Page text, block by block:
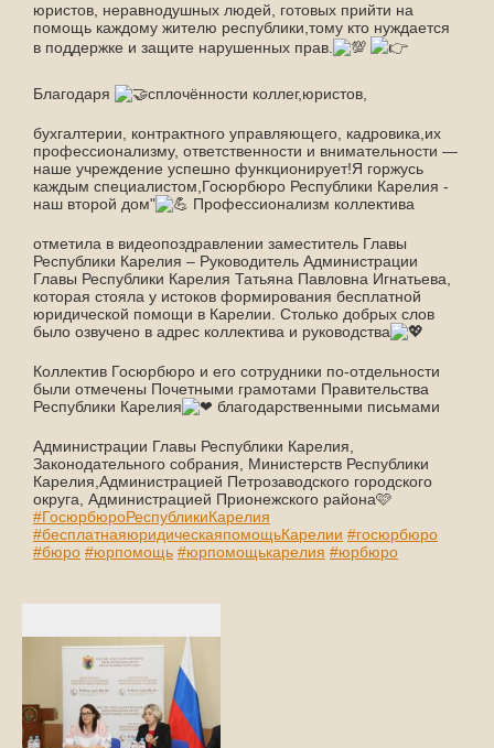
юристов, неравнодушных людей, готовых прийти на
помощь каждому жителю республики,тому кто нуждается
в поддержке и защите нарушенных прав.
Благодаря сплочённости коллег,юристов,
бухгалтерии, контрактного управляющего, кадровика,их
профессионализму, ответственности и внимательности —
наше учреждение успешно функционирует!Я горжусь
каждым специалистом,Госюрбюро Республики Карелия -
наш второй дом"
Профессионализм коллектива
отметила в видеопоздравлении заместитель Главы
Республики Карелия – Руководитель Администрации
Главы Республики Карелия Татьяна Павловна Игнатьева,
которая стояла у истоков формирования бесплатной
юридической помощи в Карелии. Столько добрых слов
было озвучено в адрес коллектива и руководства
Коллектив Госюрбюро и его сотрудники по-отдельности
были отмечены Почетными грамотами Правительства
Республики Карелия
благодарственными письмами
Администрации Главы Республики Карелия,
Законодательного собрания, Министерств Республики
Карелия,Администрацией Петрозаводского городского
округа, Администрацией Прионежского района🩷
#ГосюрбюроРеспубликиКарелия
#бесплатнаяюридическаяпомощьКарелии #госюрбюро
#бюро #юрпомощь #юрпомощькарелия #юрбюро